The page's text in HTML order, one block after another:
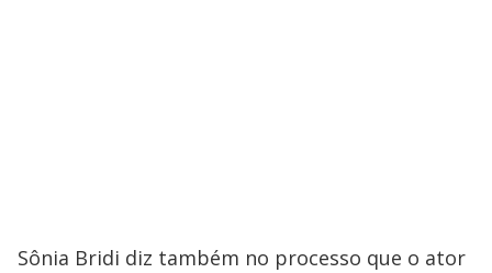
Sônia Bridi diz também no processo que o ator